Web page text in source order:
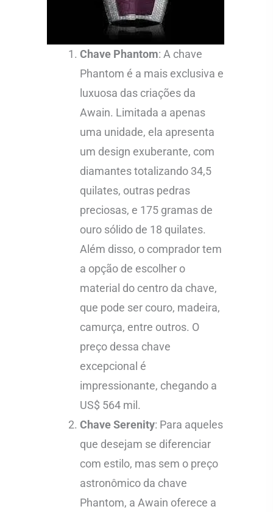
Chave Phantom: A chave
Phantom é a mais exclusiva e
luxuosa das criações da
Awain. Limitada a apenas
uma unidade, ela apresenta
um design exuberante, com
diamantes totalizando 34,5
quilates, outras pedras
preciosas, e 175 gramas de
ouro sólido de 18 quilates.
Além disso, o comprador tem
a opção de escolher o
material do centro da chave,
que pode ser couro, madeira,
camurça, entre outros. O
preço dessa chave
excepcional é
impressionante, chegando a
US$ 564 mil.
Chave Serenity: Para aqueles
que desejam se diferenciar
com estilo, mas sem o preço
astronômico da chave
Phantom, a Awain oferece a